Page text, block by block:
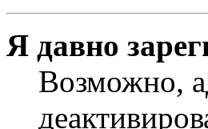
Я давно
Возможно,